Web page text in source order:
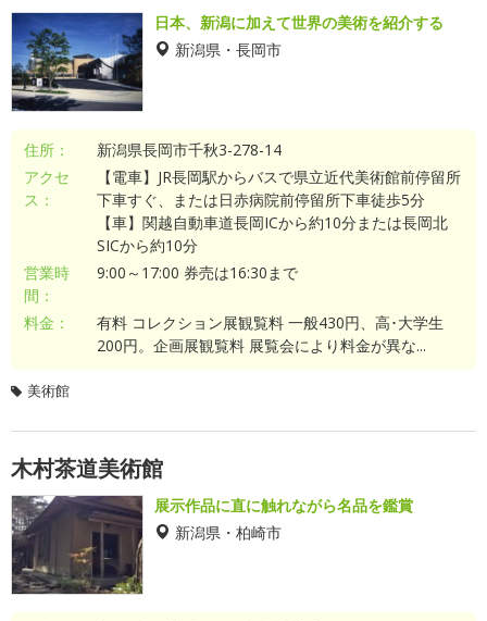
日本、新潟に加えて世界の美術を紹介する
新潟県・長岡市
住所：
新潟県長岡市千秋3-278-14
アクセ
ス：
【電車】JR長岡駅からバスで県立近代美術館前停留所
下車すぐ、または日赤病院前停留所下車徒歩5分
【車】関越自動車道長岡ICから約10分または長岡北
SICから約10分
営業時
間：
9:00～17:00 券売は16:30まで
料金：
有料 コレクション展観覧料 一般430円、高･大学生
200円。企画展観覧料 展覧会により料金が異な...
美術館
木村茶道美術館
展示作品に直に触れながら名品を鑑賞
新潟県・柏崎市